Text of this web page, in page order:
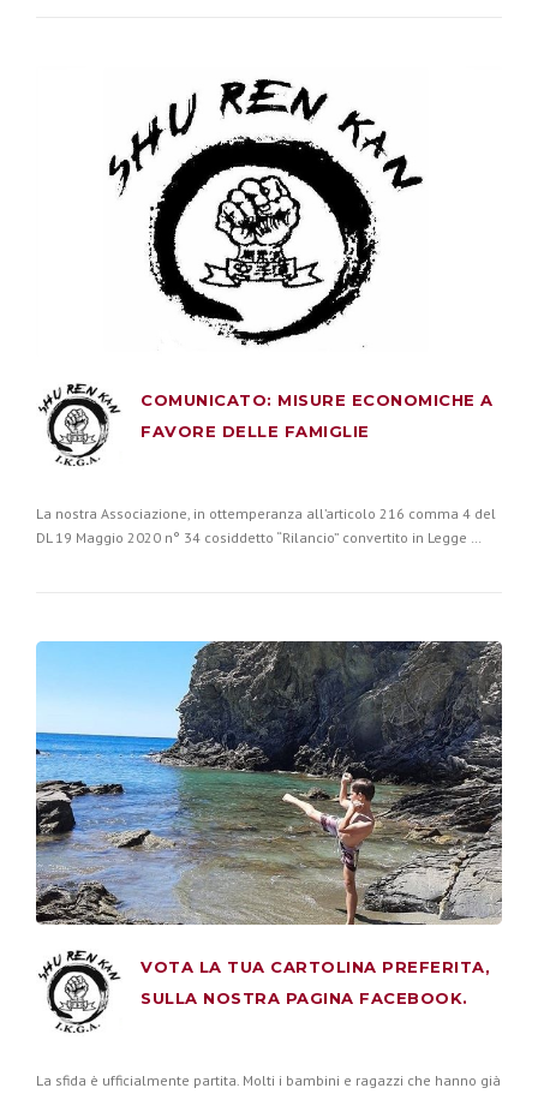
COMUNICATO: MISURE ECONOMICHE A
FAVORE DELLE FAMIGLIE
La nostra Associazione, in ottemperanza all’articolo 216 comma 4 del
DL 19 Maggio 2020 n° 34 cosiddetto “Rilancio” convertito in Legge …
VOTA LA TUA CARTOLINA PREFERITA,
SULLA NOSTRA PAGINA FACEBOOK.
La sfida è ufficialmente partita. Molti i bambini e ragazzi che hanno già